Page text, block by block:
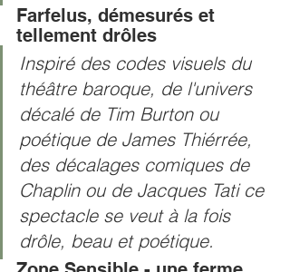
Farfelus, démesurés et
tellement drôles
Inspiré des codes visuels du
théâtre baroque, de l'univers
décalé de Tim Burton ou
poétique de James Thiérrée,
des décalages comiques de
Chaplin ou de Jacques Tati ce
spectacle se veut à la fois
drôle, beau et poétique.